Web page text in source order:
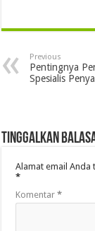
Previous
Pentingnya
Spesialis
Tinggalkan
Alamat email Anda
*
Komentar*